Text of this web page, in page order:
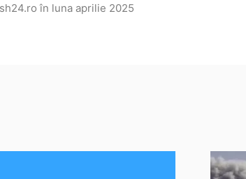
în luna aprilie 2025